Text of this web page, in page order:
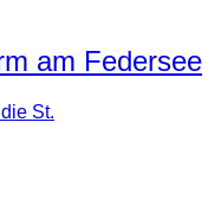
am Federsee